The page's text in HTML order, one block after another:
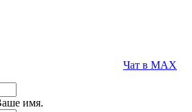
Чат в MAX
имя.